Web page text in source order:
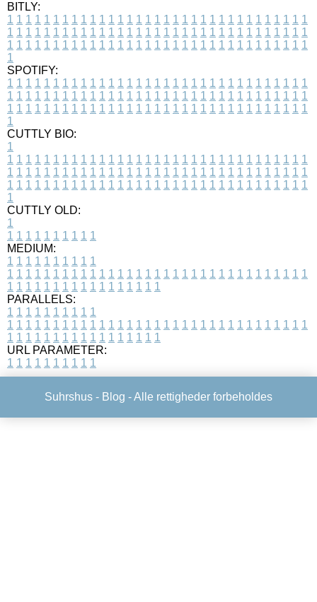
BITLY:
1 1 1 1 1 1 1 1 1 1 1 1 1 1 1 1 1 1 1 1 1 1 1 1 1 1 1 1 1 1 1 1 1
1 1 1 1 1 1 1 1 1 1 1 1 1 1 1 1 1 1 1 1 1 1 1 1 1 1 1 1 1 1 1 1 1
1 1 1 1 1 1 1 1 1 1 1 1 1 1 1 1 1 1 1 1 1 1 1 1 1 1 1 1 1 1 1 1 1
1
SPOTIFY:
1 1 1 1 1 1 1 1 1 1 1 1 1 1 1 1 1 1 1 1 1 1 1 1 1 1 1 1 1 1 1 1 1
1 1 1 1 1 1 1 1 1 1 1 1 1 1 1 1 1 1 1 1 1 1 1 1 1 1 1 1 1 1 1 1 1
1 1 1 1 1 1 1 1 1 1 1 1 1 1 1 1 1 1 1 1 1 1 1 1 1 1 1 1 1 1 1 1 1
1
CUTTLY BIO:
1
1 1 1 1 1 1 1 1 1 1 1 1 1 1 1 1 1 1 1 1 1 1 1 1 1 1 1 1 1 1 1 1 1
1 1 1 1 1 1 1 1 1 1 1 1 1 1 1 1 1 1 1 1 1 1 1 1 1 1 1 1 1 1 1 1 1
1 1 1 1 1 1 1 1 1 1 1 1 1 1 1 1 1 1 1 1 1 1 1 1 1 1 1 1 1 1 1 1 1
1
CUTTLY OLD:
1
1 1 1 1 1 1 1 1 1 1
MEDIUM:
1 1 1 1 1 1 1 1 1 1
1 1 1 1 1 1 1 1 1 1 1 1 1 1 1 1 1 1 1 1 1 1 1 1 1 1 1 1 1 1 1 1 1
1 1 1 1 1 1 1 1 1 1 1 1 1 1 1 1 1
PARALLELS:
1 1 1 1 1 1 1 1 1 1
1 1 1 1 1 1 1 1 1 1 1 1 1 1 1 1 1 1 1 1 1 1 1 1 1 1 1 1 1 1 1 1 1
1 1 1 1 1 1 1 1 1 1 1 1 1 1 1 1 1
URL PARAMETER:
1 1 1 1 1 1 1 1 1 1
Suhrshus - Blog - Alle rettigheder forbeholdes